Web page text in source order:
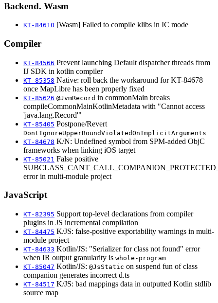
Backend. Wasm
KT-84610 [Wasm] Failed to compile klibs in IC mode
Compiler
KT-84566 Prevent launching Default dispatcher threads from
IJ SDK in kotlin compiler
KT-85358 Native: roll back the workaround for KT-84678
once MapLibre has been properly fixed
KT-85626 @JvmRecord in commonMain breaks
compileCommonMainKotlinMetadata with "Cannot access
'java.lang.Record'"
KT-85405 Postpone/Revert
DontIgnoreUpperBoundViolatedOnImplicitArguments
KT-84678 K/N: Undefined symbol from SPM-added ObjC
frameworks when linking iOS target
KT-85021 False positive
error in multi-module project
JavaScript
KT-82395 Support top-level declarations from compiler
plugins in JS incremental compilation
KT-84475 K/JS: false-positive exportability warnings in multi-
module project
KT-84633 Kotlin/JS: "Serializer for class not found" error
when IR output granularity is whole-program
KT-85047 Kotlin/JS: @JsStatic on suspend fun of class
companion generates incorrect d.ts
KT-84517 K/JS: bad mappings data in outputted Kotlin stdlib
source map